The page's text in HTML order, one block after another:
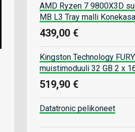
AMD Ryzen 7 9800X3D
MB L3 Tray malli
439,00 €
Kingston Technology
muistimoduuli 32 GB 2 x
519,90 €
Datatronic pelikoneet